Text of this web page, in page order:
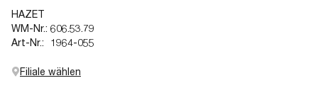
HAZET
WM-Nr.: 606.53.79
Art-Nr.:
1964-055
Filiale wählen